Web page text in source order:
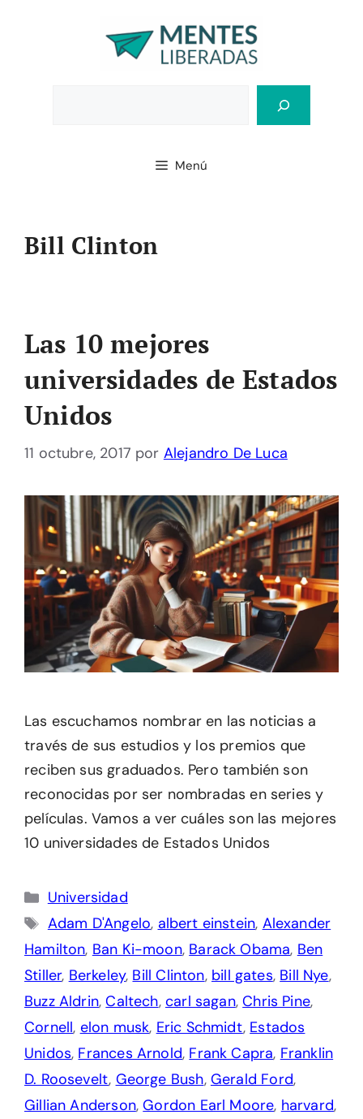
Menú
Bill Clinton
Las 10 mejores
universidades de Estados
Unidos
11 octubre, 2017 por Alejandro De Luca
Las escuchamos nombrar en las noticias a
través de sus estudios y los premios que
reciben sus graduados. Pero también son
reconocidas por ser nombradas en series y
películas. Vamos a ver cuáles son las mejores
10 universidades de Estados Unidos
Categorías
Universidad
Etiquetas
Adam D'Angelo, albert einstein, Alexander
Hamilton, Ban Ki-moon, Barack Obama, Ben
Stiller, Berkeley, Bill Clinton, bill gates, Bill Nye,
Buzz Aldrin,Caltech, carl sagan,Chris Pine,
Cornell, elon musk, Eric Schmidt, Estados
Unidos, Frances Arnold, Frank Capra, Franklin
D. Roosevelt, George Bush, Gerald Ford,
Gillian Anderson,Gordon Earl Moore, harvard,